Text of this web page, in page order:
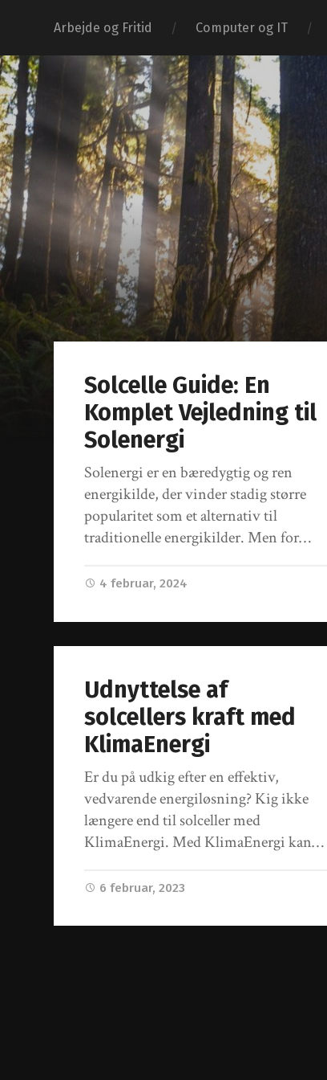
Arbejde og Fritid Computer og IT
Solcelle Guide: En
Komplet Vejledning til
Solenergi
Solenergi er en bæredygtig og ren
energikilde, der vinder stadig større
popularitet som et alternativ til
traditionelle energikilder. Men for…
4 februar, 2024
Udnyttelse af
solcellers kraft med
KlimaEnergi
Er du på udkig efter en effektiv,
vedvarende energiløsning? Kig ikke
længere end til solceller med
KlimaEnergi. Med KlimaEnergi kan…
6 februar, 2023